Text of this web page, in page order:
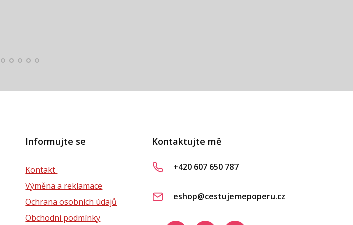
Informujte se
Kontakt
Výměna a reklamace
Ochrana osobních údajů
Obchodní podmínky
Kontaktujte mě
+420 607 650 787
eshop@cestujemepoperu.cz